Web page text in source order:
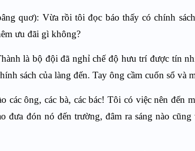
quơ): Vừa rồi tôi đọc báo thấy có chính
ưu đãi gì không?
là bộ đội đã nghỉ chế độ hưu trí được tín
sách của làng đến. Tay ông cầm cuốn sổ và
các ông, các bà, các bác! Tôi có việc nên
đưa đón nó đến trường, đâm ra sáng nào